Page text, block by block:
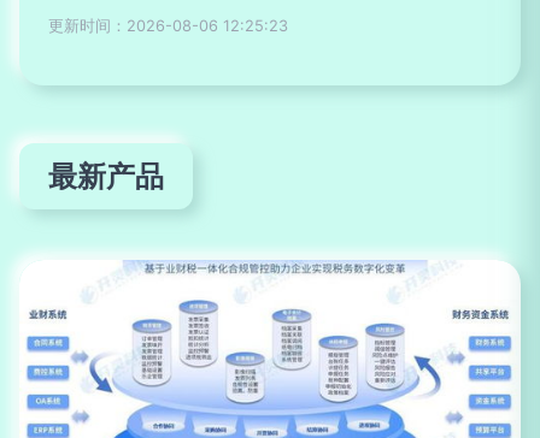
更新时间：2026-08-06 12:25:23
最新产品